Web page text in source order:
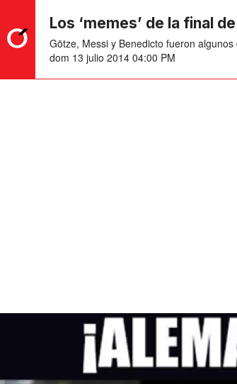
Los ‘memes’ de la final
Götze, Messi y Benedicto fueron
dom 13 julio 2014 04:00 PM